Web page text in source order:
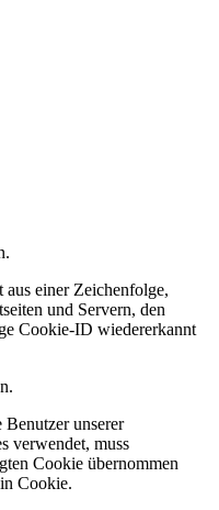
einer Zeichenfolge,
und Servern, den
Cookie-ID wiedererkannt
unserer
verwendet, muss
Cookie übernommen
Cookie.